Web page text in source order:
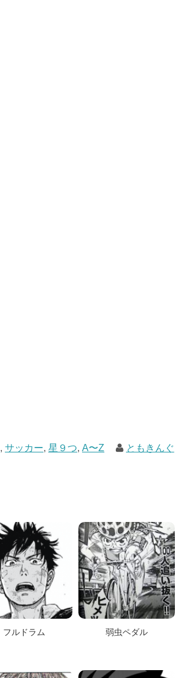
,サッカー,星９つ,A〜Z ともきんぐ
フルドラム 弱虫ペダル